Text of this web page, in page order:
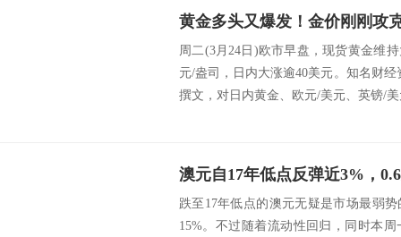
周二(3月24日)欧市早盘，现货黄金维
元/盎司，日内大涨逾40美元。知名财经
撰文，对日内黄金、欧元/美元、英镑/
跌至17年低点的澳元无疑是市场最弱
15%。不过随着流动性回归，同时本